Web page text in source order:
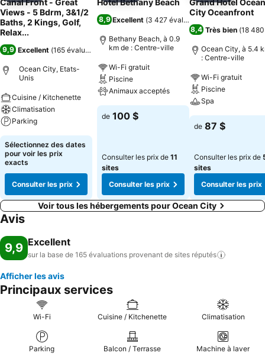
Canal Front - Great
Views - 5 Bdrm, 3&1/2
Baths, 2 Kings, Golf,
Relax...
9,9 Excellent (165 évaluations
Ocean City, Etats-
Unis
Cuisine / Kitchenette
Climatisation
Parking
Sélectionnez des dates
pour voir les prix
exacts
Consulter les prix
Hotel Bethany Beach
8,9 Excellent (3 427 évaluations
Bethany Beach, à 0.9
km de : Centre-ville
Wi-Fi gratuit
Piscine
Animaux acceptés
de 100 $
Consulter les prix de 11
sites
Consulter les prix
Grand Hotel Ocean
City Oceanfront
8,4 Très bien (18
Ocean City, à 5.4
: Centre-ville
Wi-Fi gratuit
Piscine
Spa
de 87 $
Consulter les prix de
sites
Consulter les prix
Voir tous les hébergements pour Ocean City
Avis
9,9 Excellent
sur la base de 165 évaluations provenant de sites réputés
Afficher les avis
Principaux services
Wi-Fi Cuisine / Kitchenette Climatisation
Parking Balcon / Terrasse Machine à laver